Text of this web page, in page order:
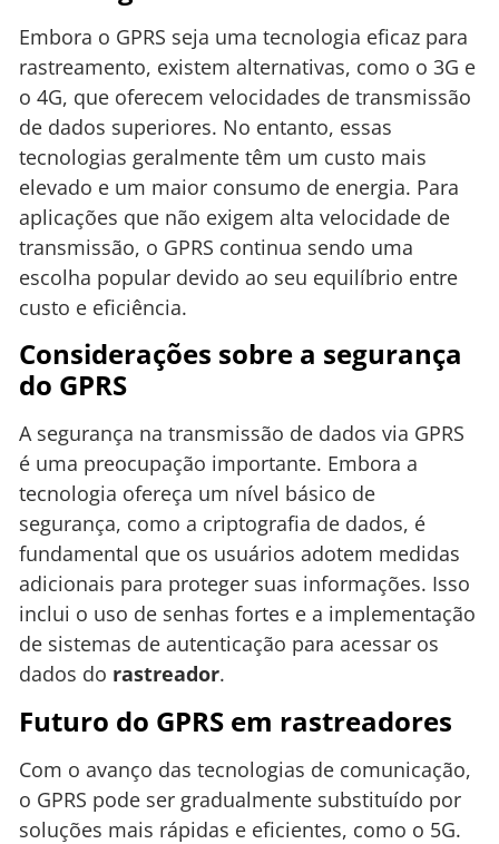
Embora o GPRS seja uma tecnologia eficaz para
rastreamento, existem alternativas, como o 3G e
o 4G, que oferecem velocidades de transmissão
de dados superiores. No entanto, essas
tecnologias geralmente têm um custo mais
elevado e um maior consumo de energia. Para
aplicações que não exigem alta velocidade de
transmissão, o GPRS continua sendo uma
escolha popular devido ao seu equilíbrio entre
custo e eficiência.
Considerações sobre a segurança
do GPRS
A segurança na transmissão de dados via GPRS
é uma preocupação importante. Embora a
tecnologia ofereça um nível básico de
segurança, como a criptografia de dados, é
fundamental que os usuários adotem medidas
adicionais para proteger suas informações. Isso
inclui o uso de senhas fortes e a implementação
de sistemas de autenticação para acessar os
dados do rastreador.
Futuro do GPRS em rastreadores
Com o avanço das tecnologias de comunicação,
o GPRS pode ser gradualmente substituído por
soluções mais rápidas e eficientes, como o 5G.